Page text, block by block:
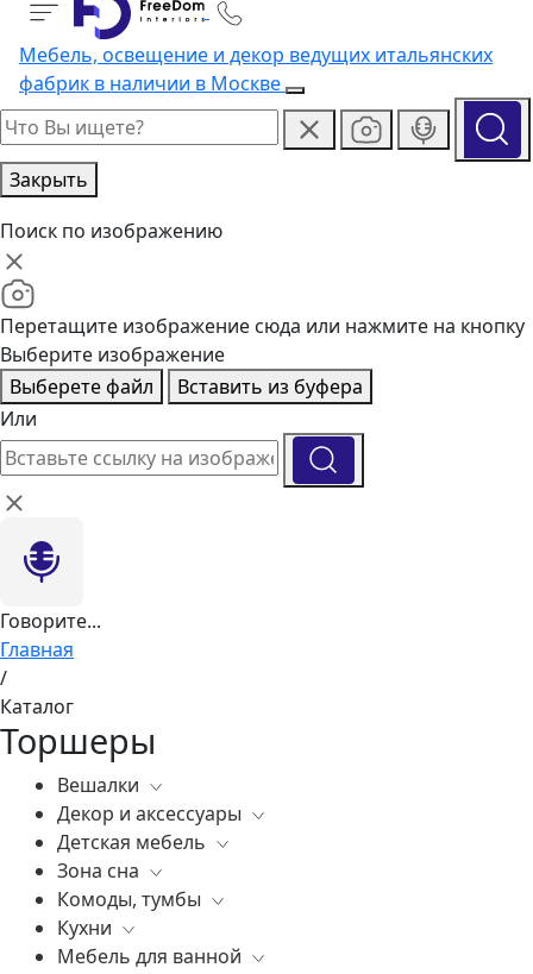
Мебель, освещение и декор ведущих итальянских
фабрик в наличии в Москве
Закрыть
Поиск по изображению
Перетащите изображение сюда или нажмите на кнопку
Выберите изображение
Выберете файл
Вставить из буфера
Или
Говорите...
Главная
/
Каталог
Торшеры
Вешалки
Все
Декор и аксессуары
Все
Вазы
Элитные зеркала
Ковры
Статуэтки
Детская мебель
Все
Комоды, тумбы
Зеркала
Освещение
Зона сна
Все
Постельное белье
Матрасы
Комоды, тумбы
Все
Бары
Кухни
Все
Мебель для ванной